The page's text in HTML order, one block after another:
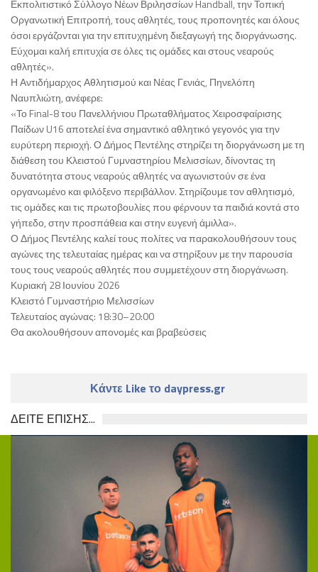
Εκπολιτιστικό Σύλλογο Νέων Βριλησσίων Handball, την Τοπική
Οργανωτική Επιτροπή, τους αθλητές, τους προπονητές και όλους
όσοι εργάζονται για την επιτυχημένη διεξαγωγή της διοργάνωσης.
Εύχομαι καλή επιτυχία σε όλες τις ομάδες και στους νεαρούς
αθλητές».
Η Αντιδήμαρχος Αθλητισμού και Νέας Γενιάς, Πηνελόπη
Ναυπλιώτη, ανέφερε:
«Το Final-8 του Πανελλήνιου Πρωταθλήματος Χειροσφαίρισης
Παίδων U16 αποτελεί ένα σημαντικό αθλητικό γεγονός για την
ευρύτερη περιοχή. Ο Δήμος Πεντέλης στηρίζει τη διοργάνωση με τη
διάθεση του Κλειστού Γυμναστηρίου Μελισσίων, δίνοντας τη
δυνατότητα στους νεαρούς αθλητές να αγωνιστούν σε ένα
οργανωμένο και φιλόξενο περιβάλλον. Στηρίζουμε τον αθλητισμό,
τις ομάδες και τις πρωτοβουλίες που φέρνουν τα παιδιά κοντά στο
γήπεδο, στην προσπάθεια και στην ευγενή άμιλλα».
Ο Δήμος Πεντέλης καλεί τους πολίτες να παρακολουθήσουν τους
αγώνες της τελευταίας ημέρας και να στηρίξουν με την παρουσία
τους τους νεαρούς αθλητές που συμμετέχουν στη διοργάνωση.
Κυριακή 28 Ιουνίου 2026
Κλειστό Γυμναστήριο Μελισσίων
Τελευταίος αγώνας: 18:30–20:00
Θα ακολουθήσουν απονομές και βραβεύσεις
Κάντε Like το daypress.gr
ΔΕΙΤΕ ΕΠΙΣΗΣ...